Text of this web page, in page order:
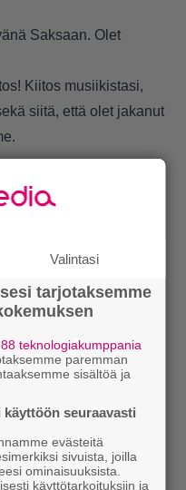
Saksaan. Olet
Kiitos musiikistasi,
siitä, että olet jakanut
Valintasi
tarjotaksemme
88 teknologiakumppania
paremman
sisältöä ja
seuraavasti
evästeitä
sivuista, joilla
ominaisuuksista.
käyttötarkoituksiin ja